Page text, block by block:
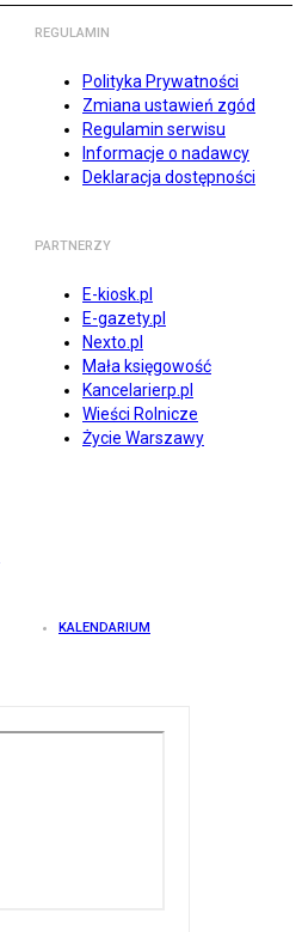
REGULAMIN
Polityka Prywatności
Zmiana ustawień zgód
Regulamin serwisu
Informacje o nadawcy
Deklaracja dostępności
PARTNERZY
E-kiosk.pl
E-gazety.pl
Nexto.pl
Mała księgowość
Kancelarierp.pl
Wieści Rolnicze
Życie Warszawy
KALENDARIUM